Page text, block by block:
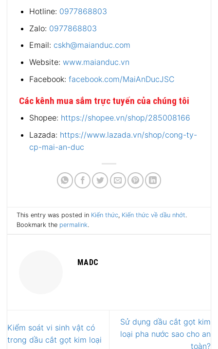
Hotline: 0977868803
Zalo: 0977868803
Email: cskh@maianduc.com
Website: www.maianduc.vn
Facebook: facebook.com/MaiAnDucJSC
Các kênh mua sắm trực tuyến của chúng tôi
Shopee: https://shopee.vn/shop/285008166
Lazada: https://www.lazada.vn/shop/cong-ty-
cp-mai-an-duc
This entry was posted in Kiến thức, Kiến thức về dầu nhớt.
Bookmark the permalink.
MADC
Kiểm soát vi sinh vật có
trong dầu cắt gọt kim loại
Sử dụng dầu cắt gọt kim
loại pha nước sao cho an
toàn?